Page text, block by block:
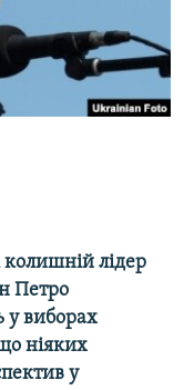
колишній лідер
Петро
у виборах
ніяких
у